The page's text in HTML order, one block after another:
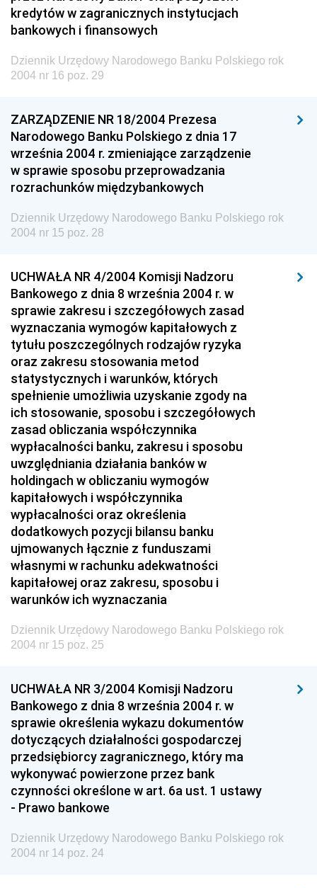
2011
2009
2008
2007
2006
2005
nr 20 z 16 grudnia 2004 pozycja 38
nr 19 z 6 grudnia 2004 pozycje 36-37
nr 18 z 26 listopada 2004 pozycje 33-35
nr 17 z 29 października 2004 pozycje 31-32
nr 16 z 14 października 2004 pozycje 29-30
nr 15 z 5 października 2004 pozycje 25-28
nr 14 z 17 września 2004 pozycja 24
nr 13 z 26 sierpnia 2004 pozycja 23
nr 12 z 20 sierpnia 2004 pozycja 22
nr 11 z 6 sierpnia 2004 pozycje 20-21
nr 10 z 29 lipca 2004 pozycje 18-19
nr 9 z 1 lipca 2004 pozycja 17
nr 8 z 30 czerwca 2004 pozycje 15-16
nr 7 z 15 czerwca 2004 pozycje 13-14
nr 6 z 2 czerwca 2004 pozycja 12
nr 5 z 27 maja 2004 pozycje 10-11
nr 3 z 23 kwietnia 2004 pozycje 4-7
nr 2 z 9 kwietnia 2004 pozycje 2-3
nr 1 z 1 marca 2004 pozycja 1
2003
2002
Dziennik Urzędowy Komendy Głównej Policji
kredytów w zagranicznych instytucjach
bankowych i finansowych
Dziennik Urzędowy Narodowego Banku Polskiego rok
2004 nr 16 poz. 29
ZARZĄDZENIE NR 18/2004 Prezesa
Narodowego Banku Polskiego z dnia 17
września 2004 r. zmieniające zarządzenie
w sprawie sposobu przeprowadzania
rozrachunków międzybankowych
Dziennik Urzędowy Narodowego Banku Polskiego rok
2004 nr 15 poz. 28
UCHWAŁA NR 4/2004 Komisji Nadzoru
Bankowego z dnia 8 września 2004 r. w
sprawie zakresu i szczegółowych zasad
wyznaczania wymogów kapitałowych z
tytułu poszczególnych rodzajów ryzyka
oraz zakresu stosowania metod
statystycznych i warunków, których
spełnienie umożliwia uzyskanie zgody na
ich stosowanie, sposobu i szczegółowych
zasad obliczania współczynnika
wypłacalności banku, zakresu i sposobu
uwzględniania działania banków w
holdingach w obliczaniu wymogów
kapitałowych i współczynnika
wypłacalności oraz określenia
dodatkowych pozycji bilansu banku
ujmowanych łącznie z funduszami
własnymi w rachunku adekwatności
kapitałowej oraz zakresu, sposobu i
warunków ich wyznaczania
Dziennik Urzędowy Narodowego Banku Polskiego rok
2004 nr 15 poz. 25
UCHWAŁA NR 3/2004 Komisji Nadzoru
Bankowego z dnia 8 września 2004 r. w
sprawie określenia wykazu dokumentów
dotyczących działalności gospodarczej
przedsiębiorcy zagranicznego, który ma
wykonywać powierzone przez bank
czynności określone w art. 6a ust. 1 ustawy
- Prawo bankowe
Dziennik Urzędowy Narodowego Banku Polskiego rok
2004 nr 14 poz. 24